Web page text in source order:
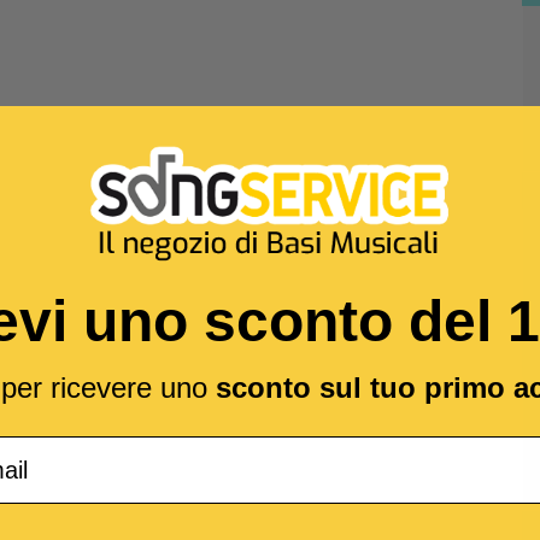
uno sconto del
ricevere uno sconto sul tuo primo